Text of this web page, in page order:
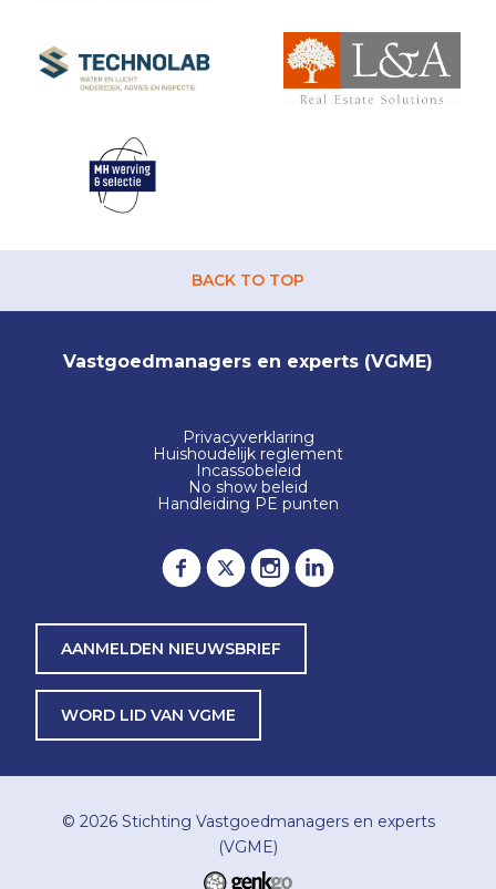
BACK TO TOP
Vastgoedmanagers en experts (VGME)
Privacyverklaring
Huishoudelijk reglement
Incassobeleid
No show beleid
Handleiding PE punten
AANMELDEN NIEUWSBRIEF
WORD LID VAN VGME
© 2026 Stichting Vastgoedmanagers en experts
(VGME)